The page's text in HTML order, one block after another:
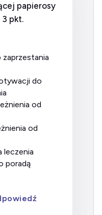
papierosy
pkt.
poradą